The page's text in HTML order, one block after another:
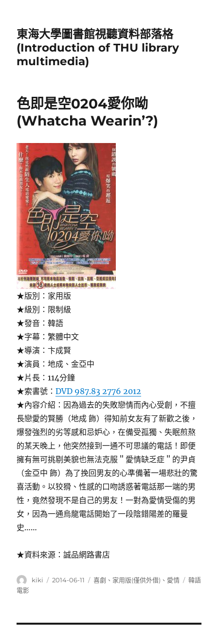
東海大學圖書館視聽資料部落格
(Introduction of THU library
multimedia)
色即是空0204愛你呦
(Whatcha Wearin’?)
★版別：家用版
★級別：限制級
★發音：韓語
★字幕：繁體中文
★導演：卞成賢
★演員：地成、金亞中
★片長：114分鐘
★索書號：DVD 987.83 2776 2012
★內容介紹：因為過去的失敗戀情而內心受創，不擅
長戀愛的賢勝（地成 飾）得知前女友有了新歡之後，
爆發強烈的劣等感和忌妒心，在備受孤獨、失眠煎熬
的某天晚上，他突然接到一通不可思議的電話！即便
擁有無可挑剔美貌也無法克服＂愛情缺乏症＂的尹貞
（金亞中 飾）為了挽回男友的心準備著一場悲壯的驚
喜活動。以狡猾、性感的口吻誘惑著電話那一端的男
性，竟然發現不是自己的男友！一對為愛情受傷的男
女，因為一通烏龍電話開始了一段陰錯陽差的羅曼
史……
★資料來源：誠品網路書店
作
kiki
發
2014-06-11
分
喜劇 、 家用版(僅供外借) 、 愛情
標
韓語
電影